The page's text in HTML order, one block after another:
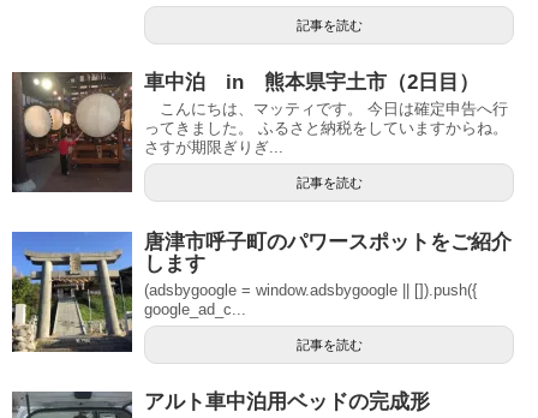
記事を読む
車中泊 in 熊本県宇土市（2日目）
こんにちは、マッティです。 今日は確定申告へ行
ってきました。 ふるさと納税をしていますからね。
さすが期限ぎりぎ...
記事を読む
唐津市呼子町のパワースポットをご紹介
します
(adsbygoogle = window.adsbygoogle || []).push({
google_ad_c...
記事を読む
アルト車中泊用ベッドの完成形